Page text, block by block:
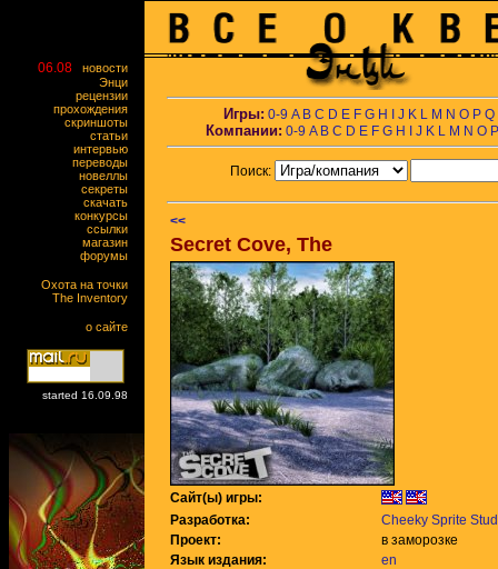
06.08
новости
Энци
рецензии
прохождения
скриншоты
статьи
интервью
переводы
новеллы
секреты
скачать
конкурсы
ссылки
магазин
форумы
Охота на точки
The Inventory
о сайте
started 16.09.98
Игры: 0-9 A B C D E F G H J K L M N O P Q
Компании: 0-9 A B C D E F G H J K L M N O P
Поиск:
<<
Secret Cove, The
Сайт(ы) игры:
Разработка:
Cheeky Sprite
Проект:
в заморозке
Язык издания:
en